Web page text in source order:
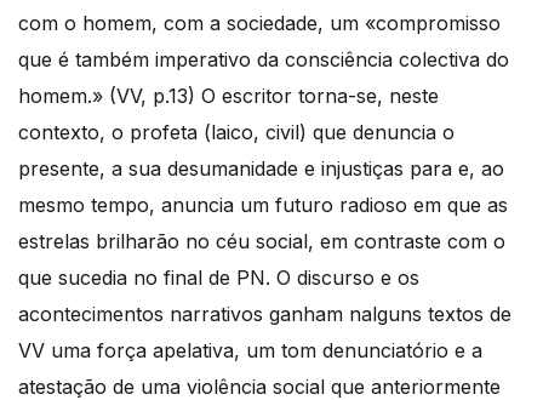
com o homem, com a sociedade, um «compromisso
que é também imperativo da consciência colectiva do
homem.» (VV, p.13) O escritor torna-se, neste
contexto, o profeta (laico, civil) que denuncia o
presente, a sua desumanidade e injustiças para e, ao
mesmo tempo, anuncia um futuro radioso em que as
estrelas brilharão no céu social, em contraste com o
que sucedia no final de PN. O discurso e os
acontecimentos narrativos ganham nalguns textos de
VV uma força apelativa, um tom denunciatório e a
atestação de uma violência social que anteriormente